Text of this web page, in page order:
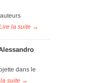
dans le